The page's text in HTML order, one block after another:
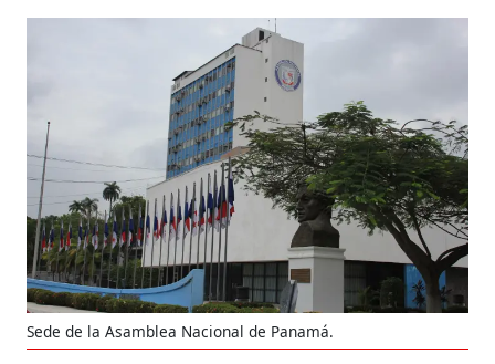
Sede de la Asamblea Nacional de Panamá.